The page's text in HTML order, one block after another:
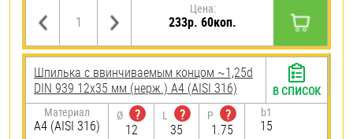
Цена:
233р. 60коп.
Шпилька c ввинчиваемым концом ~1,25d
DIN 939 12х35 мм (нерж.) A4 (AISI 316)
Материал
A4 (AISI 316)
Ø
?
12
L
?
35
P
?
1.75
b1
15
В СПИСОК